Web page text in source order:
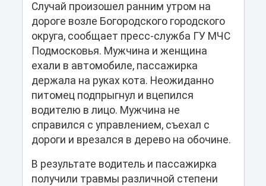
Случай произошел ранним утром на
дороге возле Богородского городского
округа, сообщает пресс-служба ГУ МЧС
Подмосковья. Мужчина и женщина
ехали в автомобиле, пассажирка
держала на руках кота. Неожиданно
питомец подпрыгнул и вцепился
водителю в лицо. Мужчина не
справился с управлением, съехал с
дороги и врезался в дерево на обочине.
В результате водитель и пассажирка
получили травмы различной степени